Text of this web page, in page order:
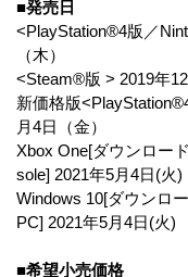
■発売日
<PlayStation®4版／
（木）
<Steam®版 > 2019年12
新価格版
月4日（金）
Xbox One[ダウンロー
sole] 2021年5月4日(火)
Windows 10[ダウンロ
PC] 2021年5月4日(火)
■希望小売価格